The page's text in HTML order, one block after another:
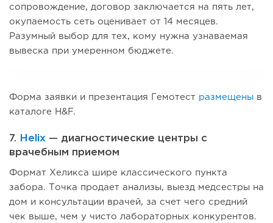
сопровождение, договор заключается на пять лет,
окупаемость сеть оценивает от 14 месяцев.
Разумный выбор для тех, кому нужна узнаваемая
вывеска при умеренном бюджете.
Форма заявки и презентация Гемотест размещены в
каталоге H&F.
7. Helix — диагностические центры с
врачебным приемом
Формат Хеликса шире классического пункта
забора. Точка продает анализы, выезд медсестры на
дом и консультации врачей, за счет чего средний
чек выше, чем у чисто лабораторных конкурентов.